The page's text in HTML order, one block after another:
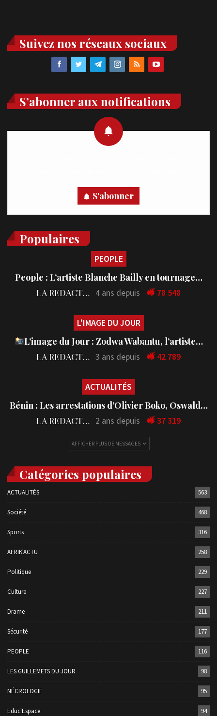
Suivez nos réseaux sociaux
S’abonner aux notifications
S'abonner
Populaires
PEOPLE
People : L’artiste Blanche Bailly en tournage…
LA REDACTION 4 ans depuis 78 548
L'IMAGE DU JOUR
L’image du Jour : Zodwa Wabantu, l’artiste…
LA REDACTION 3 ans depuis 42 789
ACTUALITÉS
Bénin : Les arrestations d’Olivier Boko, Oswald…
LA REDACTION 2 ans depuis 37 319
AFFICHER PLUS DE MESSAGES
Catégories populaires
ACTUALITÉS 563
Société 468
Sports 316
AFRIK'ACTU 258
Politique 229
Culture 227
Drame 211
Sécurité 177
PEOPLE 116
LES GUILLEMETS DU JOUR 98
NÉCROLOGIE 95
Educ'Espace 94